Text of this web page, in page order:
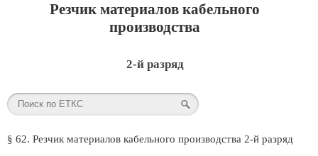
Резчик материалов кабельного
производства
2-й разряд
§ 62. Резчик материалов кабельного производства 2-й разряд